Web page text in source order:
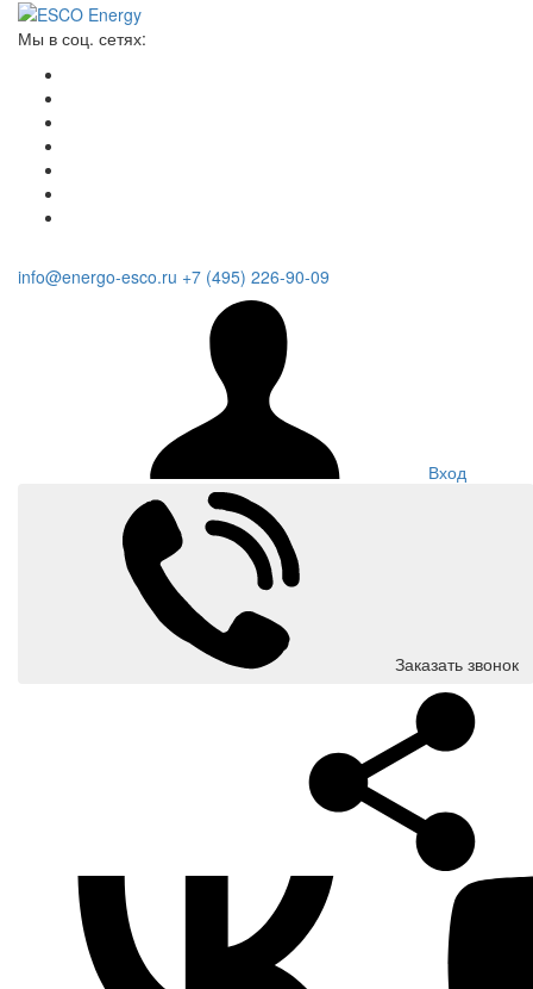
Мы в соц. сетях:
info@energo-esco.ru +7 (495) 226-90-09
Вход
Заказать звонок